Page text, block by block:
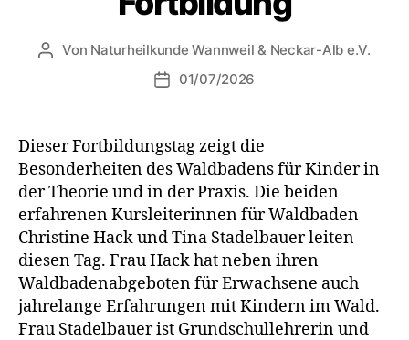
Von Naturheilkunde Wannweil & Neckar-Alb e.V.
01/07/2026
Dieser Fortbildungstag zeigt die
Besonderheiten des Waldbadens für Kinder in
der Theorie und in der Praxis. Die beiden
erfahrenen Kursleiterinnen für Waldbaden
Christine Hack und Tina Stadelbauer leiten
diesen Tag. Frau Hack hat neben ihren
Waldbadenabgeboten für Erwachsene auch
jahrelange Erfahrungen mit Kindern im Wald.
Frau Stadelbauer ist Grundschullehrerin und